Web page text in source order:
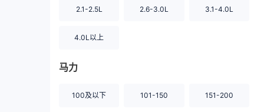
2.1-2.5L 2.6-3.0L 3.1-4.0L
4.0L以上
马力
100及以下 101-150 151-200